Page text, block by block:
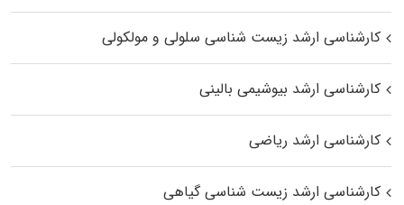
کارشناسی ارشد زیست شناسی سلولی و مولکولی
کارشناسی ارشد بیوشیمی بالینی
کارشناسی ارشد ریاضی
کارشناسی ارشد زیست‌ شناسی گیاهی